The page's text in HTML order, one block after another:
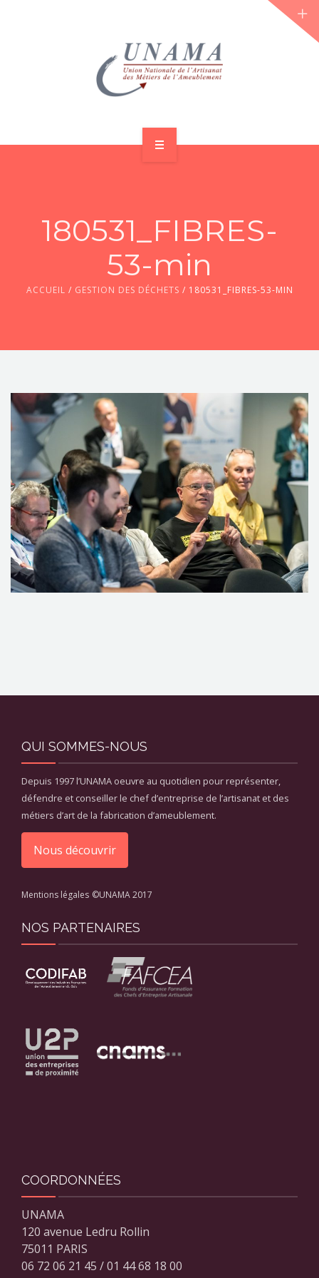
LES JOURNÉES 2026 ⌵
180531_FIBRES-
53-min
ACCUEIL / GESTION DES DÉCHETS / 180531_FIBRES-53-MIN
QUI SOMMES-NOUS
Depuis 1997 l’UNAMA oeuvre au quotidien pour représenter,
défendre et conseiller le chef d’entreprise de l’artisanat et des
métiers d’art de la fabrication d’ameublement.
Nous découvrir
Mentions légales ©UNAMA 2017
NOS PARTENAIRES
COORDONNÉES
UNAMA
120 avenue Ledru Rollin
75011 PARIS
06 72 06 21 45 / 01 44 68 18 00